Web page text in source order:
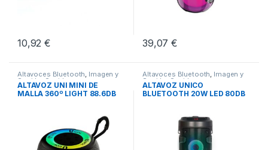
10,92€ 39,07€
Altavoces Bluetooth, Imagen y
Sonido,Sonido
ALTAVOZ UNI MINI DE
MALLA 360º LIGHT 88.6DB
Altavoces Bluetooth, Imagen y
Sonido,Sonido
ALTAVOZ UNICO
BLUETOOTH 20W LED 80DB